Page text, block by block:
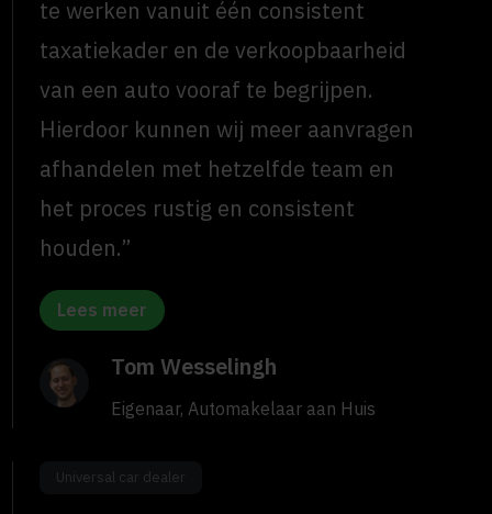
te werken vanuit één consistent
taxatiekader en de verkoopbaarheid
van een auto vooraf te begrijpen.
Hierdoor kunnen wij meer aanvragen
afhandelen met hetzelfde team en
het proces rustig en consistent
houden.”
Lees meer
Tom Wesselingh
Eigenaar, Automakelaar aan Huis
Universal car dealer